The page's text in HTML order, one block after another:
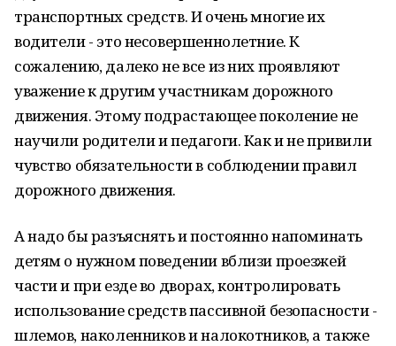
транспортных средств. И очень многие их
водители - это несовершеннолетние. К
сожалению, далеко не все из них проявляют
уважение к другим участникам дорожного
движения. Этому подрастающее поколение не
научили родители и педагоги. Как и не привили
чувство обязательности в соблюдении правил
дорожного движения.
А надо бы разъяснять и постоянно напоминать
детям о нужном поведении вблизи проезжей
части и при езде во дворах, контролировать
использование средств пассивной безопасности -
шлемов, наколенников и налокотников, а также